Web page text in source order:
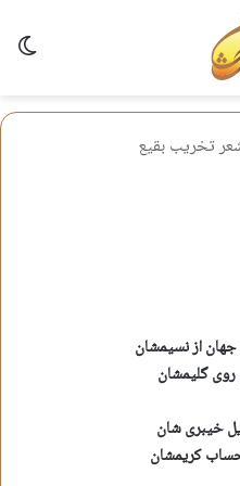
تخريب بقيع
از نسیمشان
روی گلیمشان
خیبری شان
کریمشان